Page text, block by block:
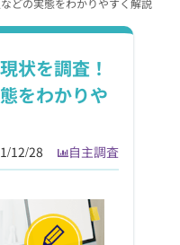
どの実態をわかりやすく解説
状を調査！
をわかりや
12/28 自主調査